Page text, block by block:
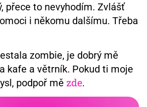
přece to nevyhodím. Zvlášť
i někomu dalšímu. Třeba
zombie, je dobrý mě
kafe a větrník. Pokud ti moje
podpoř mě zde.